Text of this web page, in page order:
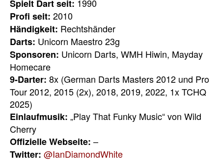
Spielt Dart seit: 1990
Profi seit: 2010
Händigkeit: Rechtshänder
Darts: Unicorn Maestro 23g
Sponsoren: Unicorn Darts, WMH Hiwin, Mayday
Homecare
9-Darter: 8x (German Darts Masters 2012 und Pro
Tour 2012, 2015 (2x), 2018, 2019, 2022, 1x TCHQ
2025)
Einlaufmusik: „Play That Funky Music“ von Wild
Cherry
Offizielle Webseite: –
Twitter: @IanDiamondWhite